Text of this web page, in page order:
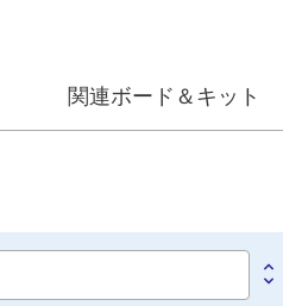
関連ボード＆キット